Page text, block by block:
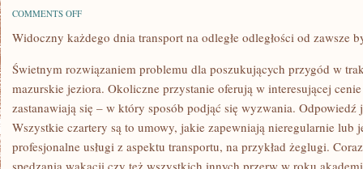
COMMENTS OFFON
NA
OD
ZAWSZE
DLA
LUDZI
ZNACZĄCYM
KŁOPOTEM
Widoczny każdego dnia transport na odległe odległości od zawsze
Świetnym rozwiązaniem problemu dla poszukujących przygód w
mazurskie jeziora. Okoliczne przystanie oferują w interesującej
zastanawiają się – w który sposób podjąć się wyzwania. Odpowiedź
Wszystkie czartery są to umowy, jakie zapewniają nieregularnie lub
profesjonalne usługi z aspektu transportu, na przykład żeglugi.
spędzania wakacji czy też wszystkich innych przerw w roku